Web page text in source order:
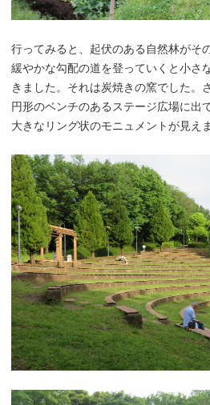
行ってみると、起伏のある自然林がそ
緩やかな勾配の道を登っていくと小さ
きました。それは炭焼きの窯でした。
円形のベンチのあるステージ広場に出
大きなリング状のモニュメントが見えま